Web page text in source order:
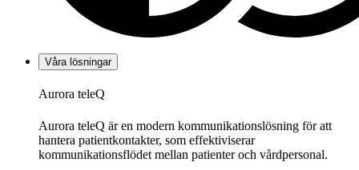
Våra lösningar
Aurora teleQ
Aurora teleQ är en modern kommunikationslösning för att
hantera patientkontakter, som effektiviserar
kommunikationsflödet mellan patienter och vårdpersonal.